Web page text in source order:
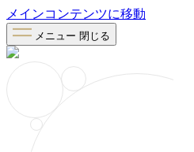
メインコンテンツに移動
メニュー 閉じる